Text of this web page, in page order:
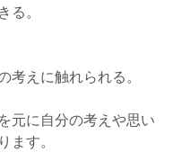
る。
考えに触れられる。
元に自分の考えや思い
ます。